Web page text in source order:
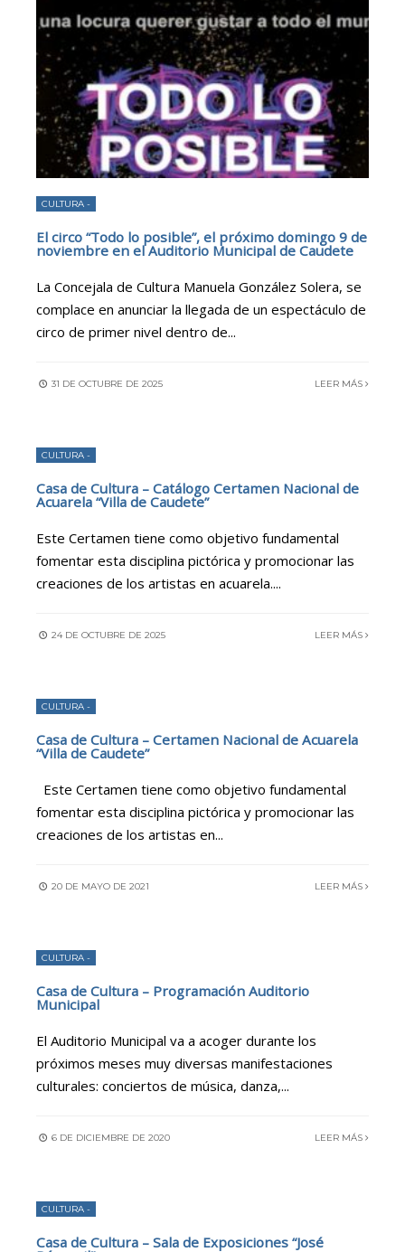
CULTURA -
El circo “Todo lo posible”, el próximo domingo 9 de
noviembre en el Auditorio Municipal de Caudete
La Concejala de Cultura Manuela González Solera, se
complace en anunciar la llegada de un espectáculo de
circo de primer nivel dentro de...
31 DE OCTUBRE DE 2025 LEER MÁS
CULTURA -
Casa de Cultura – Catálogo Certamen Nacional de
Acuarela “Villa de Caudete”
Este Certamen tiene como objetivo fundamental
fomentar esta disciplina pictórica y promocionar las
creaciones de los artistas en acuarela....
24 DE OCTUBRE DE 2025 LEER MÁS
CULTURA -
Casa de Cultura – Certamen Nacional de Acuarela
“Villa de Caudete”
Este Certamen tiene como objetivo fundamental
fomentar esta disciplina pictórica y promocionar las
creaciones de los artistas en...
20 DE MAYO DE 2021 LEER MÁS
CULTURA -
Casa de Cultura – Programación Auditorio
Municipal
El Auditorio Municipal va a acoger durante los
próximos meses muy diversas manifestaciones
culturales: conciertos de música, danza,...
6 DE DICIEMBRE DE 2020 LEER MÁS
CULTURA -
Casa de Cultura – Sala de Exposiciones “José